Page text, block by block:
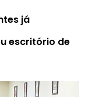
já
escritório de